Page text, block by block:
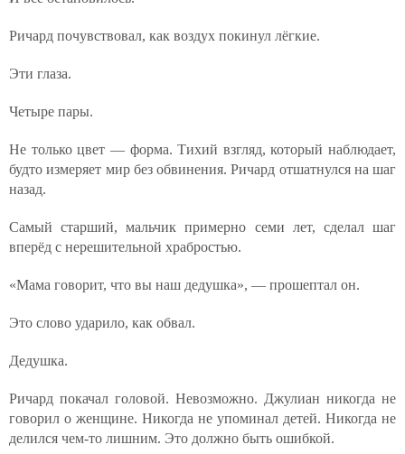
Ричард почувствовал, как воздух покинул лёгкие.
Эти глаза.
Четыре пары.
Не только цвет — форма. Тихий взгляд, который наблюдает,
будто измеряет мир без обвинения. Ричард отшатнулся на шаг
назад.
Самый старший, мальчик примерно семи лет, сделал шаг
вперёд с нерешительной храбростью.
«Мама говорит, что вы наш дедушка», — прошептал он.
Это слово ударило, как обвал.
Дедушка.
Ричард покачал головой. Невозможно. Джулиан никогда не
говорил о женщине. Никогда не упоминал детей. Никогда не
делился чем-то лишним. Это должно быть ошибкой.